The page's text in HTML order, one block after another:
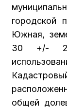
городской
Южная,
30 +/- 2
общей